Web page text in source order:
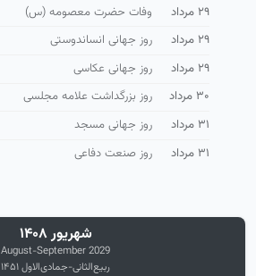
۲۹ مرداد
وفات حضرت معصومه (س)
۲۹ مرداد
روز جهانی انساندوستی
۲۹ مرداد
روز جهانی عکاسی
۳۰ مرداد
روز بزرگداشت علامه مجلسی
۳۱ مرداد
روز جهانی مسجد
۳۱ مرداد
روز صنعت دفاعی
شهریور ۱۴۰۸
August-September 2029
ربیع‌الثانی-جمادی‌الاول ۱۴۵۱